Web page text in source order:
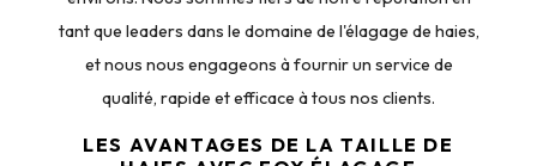
tant que leaders dans le domaine de l'élagage de haies,
et nous nous engageons à fournir un service de
qualité, rapide et efficace à tous nos clients.
LES AVANTAGES DE LA TAILLE DE